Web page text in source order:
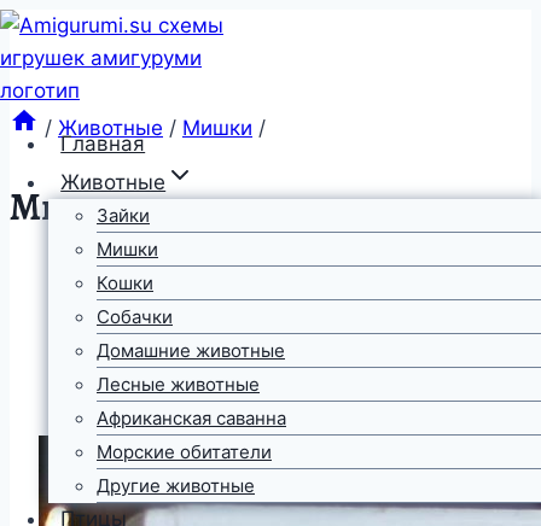
Перейти
к
содержимому
Главная
Животные
Зайки
Мишки
Кошки
Собачки
Домашние животные
Лесные животные
Африканская саванна
Морские обитатели
Другие животные
Птицы
/ Животные / Мишки /
Мишка амигуруми